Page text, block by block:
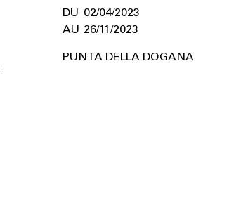
02/04/2023
26/11/2023
PUNTA DELLA DOGANA